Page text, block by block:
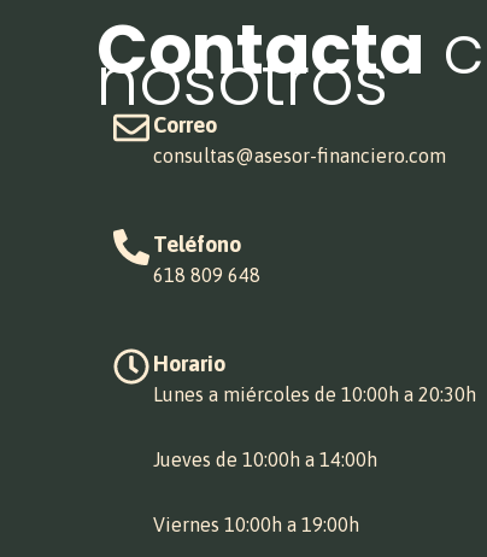
Contacta
nosotros
Correo
consultas@asesor-financiero.com
Teléfono
618 809 648
Horario
Lunes a miércoles de 10:00h a 20:30h
Jueves de 10:00h a 14:00h
Viernes 10:00h a 19:00h